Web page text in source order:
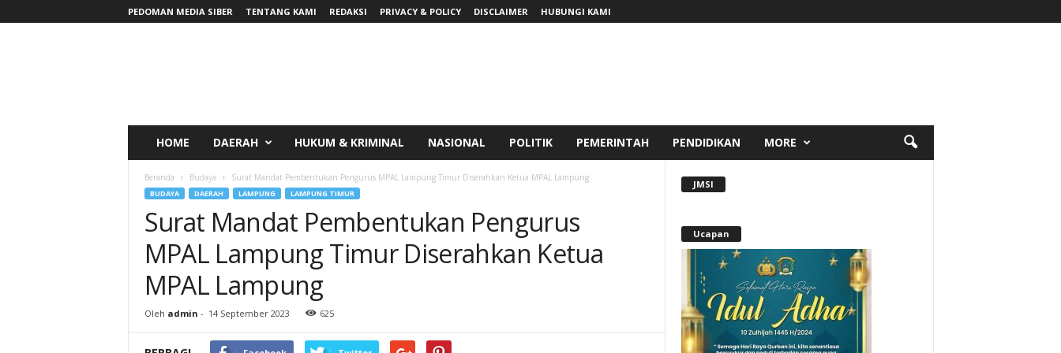
PEDOMAN MEDIA SIBER TENTANG KAMI REDAKSI PRIVACY & POLICY DISCLAIMER HUBUNGI KAMI
HOME DAERAH HUKUM & KRIMINAL NASIONAL POLITIK PEMERINTAH PENDIDIKAN MORE
Beranda Budaya Surat Mandat Pembentukan Pengurus MPAL Lampung Timur Diserahkan Ketua MPAL Lampung
BUDAYA DAERAH LAMPUNG LAMPUNG TIMUR
Surat Mandat Pembentukan Pengurus
MPAL Lampung Timur Diserahkan Ketua
MPAL Lampung
Oleh admin - 14 September 2023 625
JMSI
Ucapan